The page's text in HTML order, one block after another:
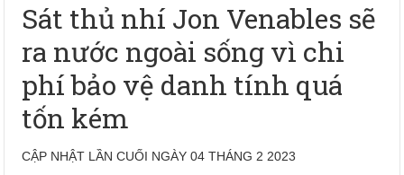
Sát thủ nhí Jon Venables sẽ
ra nước ngoài sống vì chi
phí bảo vệ danh tính quá
tốn kém
CẬP NHẬT LẦN CUỐI NGÀY 04 THÁNG 2 2023